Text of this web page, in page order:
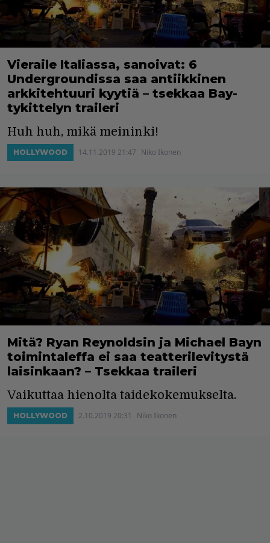
Vieraile Italiassa, sanoivat: 6
Undergroundissa saa antiikkinen
arkkitehtuuri kyytiä – tsekkaa Bay-
tykittelyn traileri
Huh huh, mikä meininki!
HOLLYWOOD 14.11.2019 21:47 Niko Ikonen
Mitä? Ryan Reynoldsin ja Michael Bayn
toimintaleffa ei saa teatterilevitystä
laisinkaan? – Tsekkaa traileri
Vaikuttaa hienolta taidekokemukselta.
HOLLYWOOD 2.10.2019 20:31 Niko Ikonen